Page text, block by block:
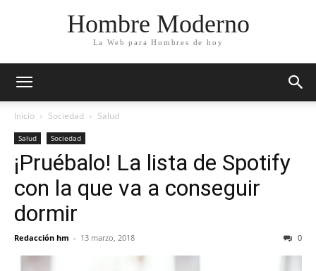
Hombre Moderno
La Web para Hombres de hoy
Inicio Sociedad Salud
Salud Sociedad
¡Pruébalo! La lista de Spotify
con la que va a conseguir
dormir
Redacción hm - 13 marzo, 2018 0